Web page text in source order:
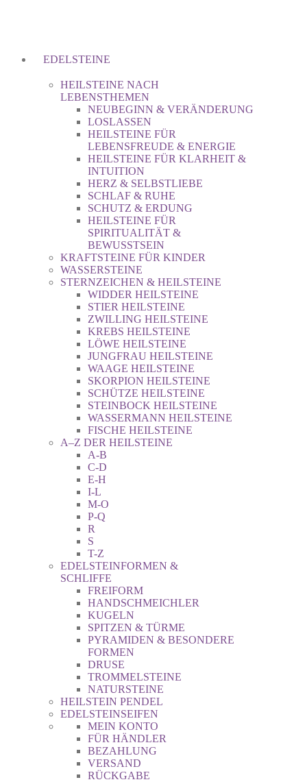
EDELSTEINE
HEILSTEINE NACH
LEBENSTHEMEN
NEUBEGINN & VERÄNDERUNG
LOSLASSEN
HEILSTEINE FÜR
LEBENSFREUDE & ENERGIE
HEILSTEINE FÜR KLARHEIT &
INTUITION
HERZ & SELBSTLIEBE
SCHLAF & RUHE
SCHUTZ & ERDUNG
HEILSTEINE FÜR
SPIRITUALITÄT &
BEWUSSTSEIN
KRAFTSTEINE FÜR KINDER
WASSERSTEINE
STERNZEICHEN & HEILSTEINE
WIDDER HEILSTEINE
STIER HEILSTEINE
ZWILLING HEILSTEINE
KREBS HEILSTEINE
LÖWE HEILSTEINE
JUNGFRAU HEILSTEINE
WAAGE HEILSTEINE
SKORPION HEILSTEINE
SCHÜTZE HEILSTEINE
STEINBOCK HEILSTEINE
WASSERMANN HEILSTEINE
FISCHE HEILSTEINE
A–Z DER HEILSTEINE
A-B
C-D
E-H
I-L
M-O
P-Q
R
S
T-Z
EDELSTEINFORMEN &
SCHLIFFE
FREIFORM
HANDSCHMEICHLER
KUGELN
SPITZEN & TÜRME
PYRAMIDEN & BESONDERE
FORMEN
DRUSE
TROMMELSTEINE
NATURSTEINE
HEILSTEIN PENDEL
EDELSTEINSEIFEN
MEIN KONTO
FÜR HÄNDLER
BEZAHLUNG
VERSAND
RÜCKGABE